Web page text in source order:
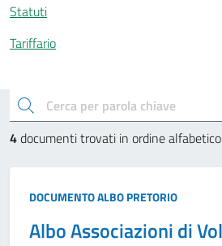
Statuti
Tariffario
Esplora
cerca
4documenti trovati in ordine alfabetico
Tipo:
DOCUMENTO ALBO PRETORIO
Albo Associazioni di